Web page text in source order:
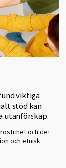
viktiga
stöd kan
utanförskap.
och det
och etnisk